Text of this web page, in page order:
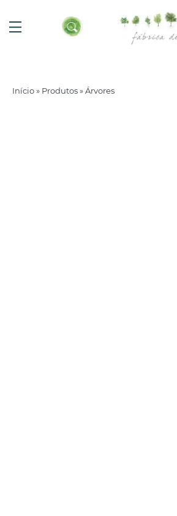
Início» Produtos»Árvores